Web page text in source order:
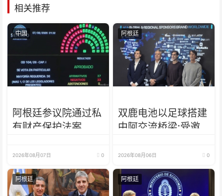
相关推荐
中国
阿根廷参议院通过私
有财产保护法案
2026年08月07日 0
阿根廷
双鹿电池以足球搭建
中阿交流桥梁:受邀
商招待会！
2026年08月06日 0
阿根廷 阿根廷